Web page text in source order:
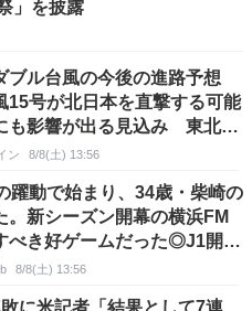
」を披露
ブル台風の今後の進路予想
号が北日本を直撃する可能
影響が出る見込み 東北で
のおそれ お盆休み中は関東
ン 8/8(土) 13:56
躍動で始まり、34歳・柴崎の
。新シーズン開幕の横浜FM
べき好ゲームだった◎J1開幕
8/8(土) 13:56
敗に米記者「結果として7連